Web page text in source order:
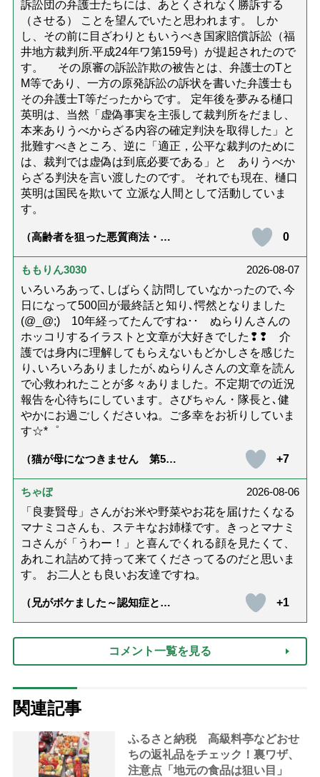
訴訟団の弁護士たちには、あとくされなく勝訴する
（させる） ことを望んでいたと思われます。 しか
し、その前に目ざわりともいうべき国家賠償訴訟（福
井地方裁判所.平成24年ワ第159号）が提起されたので
す。 その原審の訴訟詐欺の被告とは、弁護士のTと
M等であり、一方の原発訴訟の訴状を書いた弁護士も
その弁護士T等だったからです。 定年後を夢みる樋口
英明は、当然「虚偽事実を主張して裁判所をだまし、
本来ありうべからざる内容の確定判決を取得した」と
批難すべきところ、逆に「適正，公平な裁判のために
は、裁判では虚偽は到底必要である」と ありうべか
らざる判決を言い渡したのです。 それでも現在、樋口
英明は国民を欺いて 立派な人間として活動していま
す。
（高齢者を狙った悪質商法・訪
ないための4つの対策「騙されや
すい人の特徴は？」【社会福祉
0
ももりん3030
2026-08-07
いろいろあって､しばらく訪問していなかったので､今
日になって500回が最終話と知り､愕然となりました
(@_@;) 10年経ってたんですね･･ ぬらりんさんの
ホッコリするイラストと文章が大好きでした❢❢ 介
護では身内に理解してもらえないもどかしさを感じた
り､いろいろありましたが､ぬらりんさんの文章を読ん
で心救われたことが多々ありました。不定期での近況
報告を心待ちにしています。さびちゃん・隊長と､健
やかにお過ごしくださいね。ご多幸をお祈りしていま
す☆*゜
（猫が母になつきません 第500
+7
ちゃぼ
2026-08-06
「良妻賢母」さんがお米や野菜やお花を届けたくなる
マナミコさんも、ステキなお姉様です。きっとマナミ
コさんが「うわー！」と喜んでくれる顔を見たくて、
あれこれ詰めて持って来てくださってるのだと思いま
す。 お二人とも良いお友達ですね。
（兄がボケました～認知症と介
達』が届きました」）
+1
コメント一覧を見る
関連記事
ふるさと納税 高級料亭などおせ
ちの返礼品をチェック！裏ワザ、
注意点「地元の食品は狙い目」